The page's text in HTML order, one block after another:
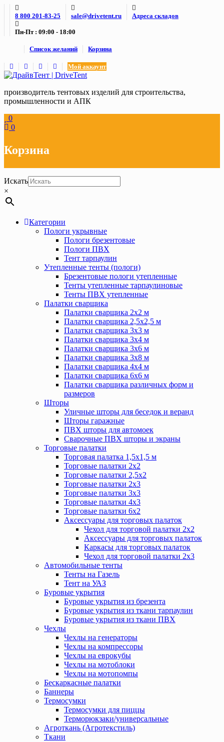
Skip
content
8 800 201-83-25 sale@drivetent.ru Адреса складов
Пн-Пт : 09:00 - 18:00
Список желаний Корзина
Мой аккаунт
производитель тентовых изделий для строительства,
промышленности и АПК
0
0
Корзина
Искать
×
Категории
Пологи укрывные
Пологи брезентовые
Пологи ПВХ
Тент тарпаулин
Утепленные тенты (пологи)
Брезентовые пологи утепленные
Тенты утепленные тарпаулиновые
Тенты ПВХ утепленные
Палатки сварщика
Палатки сварщика 2х2 м
Палатки сварщика 2,5х2,5 м
Палатки сварщика 3х3 м
Палатки сварщика 3х4 м
Палатки сварщика 3х6 м
Палатки сварщика 3х8 м
Палатки сварщика 4х4 м
Палатки сварщика 6х6 м
Палатки сварщика различных форм и
размеров
Шторы
Уличные шторы для беседок и веранд
Шторы гаражные
ПВХ шторы для автомоек
Сварочные ПВХ шторы и экраны
Торговые палатки
Торговая палатка 1,5х1,5 м
Торговые палатки 2х2
Торговые палатки 2,5х2
Торговые палатки 2х3
Торговые палатки 3х3
Торговые палатки 4х3
Торговые палатки 6х2
Аксессуары для торговых палаток
Чехол для торговой палатки 2х2
Аксессуары для торговых палаток
Каркасы для торговых палаток
Чехол для торговой палатки 2х3
Автомобильные тенты
Тенты на Газель
Тент на УАЗ
Буровые укрытия
Буровые укрытия из брезента
Буровые укрытия из ткани тарпаулин
Буровые укрытия из ткани ПВХ
Чехлы
Чехлы на генераторы
Чехлы на компрессоры
Чехлы на еврокубы
Чехлы на мотоблоки
Чехлы на мотопомпы
Бескаркасные палатки
Баннеры
Термосумки
Термосумки для пиццы
Терморюкзаки/универсальные
Агроткань (Агротекстиль)
Ткани